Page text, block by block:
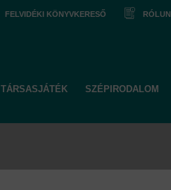
FELVIDÉKI KÖNYVKERESŐ
TÁRSASJÁTÉK SZÉPIRODALOM